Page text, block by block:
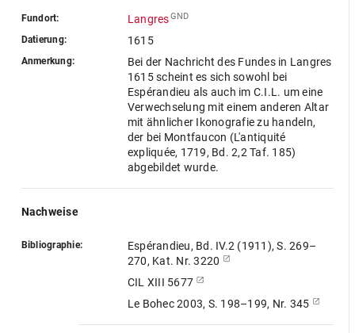
Fundort: LangresGND
Datierung: 1615
Anmerkung:
Bei der Nachricht des Fundes in Langres
1615 scheint es sich sowohl bei
Espérandieu als auch im C.I.L. um eine
Verwechselung mit einem anderen Altar
mit ähnlicher Ikonografie zu handeln,
der bei Montfaucon (L'antiquité
expliquée, 1719, Bd. 2,2 Taf. 185)
abgebildet wurde.
Nachweise
Bibliographie:
Espérandieu, Bd. IV.2 (1911), S. 269–
270, Kat. Nr. 3220
CIL XIII 5677
Le Bohec 2003, S. 198–199, Nr. 345